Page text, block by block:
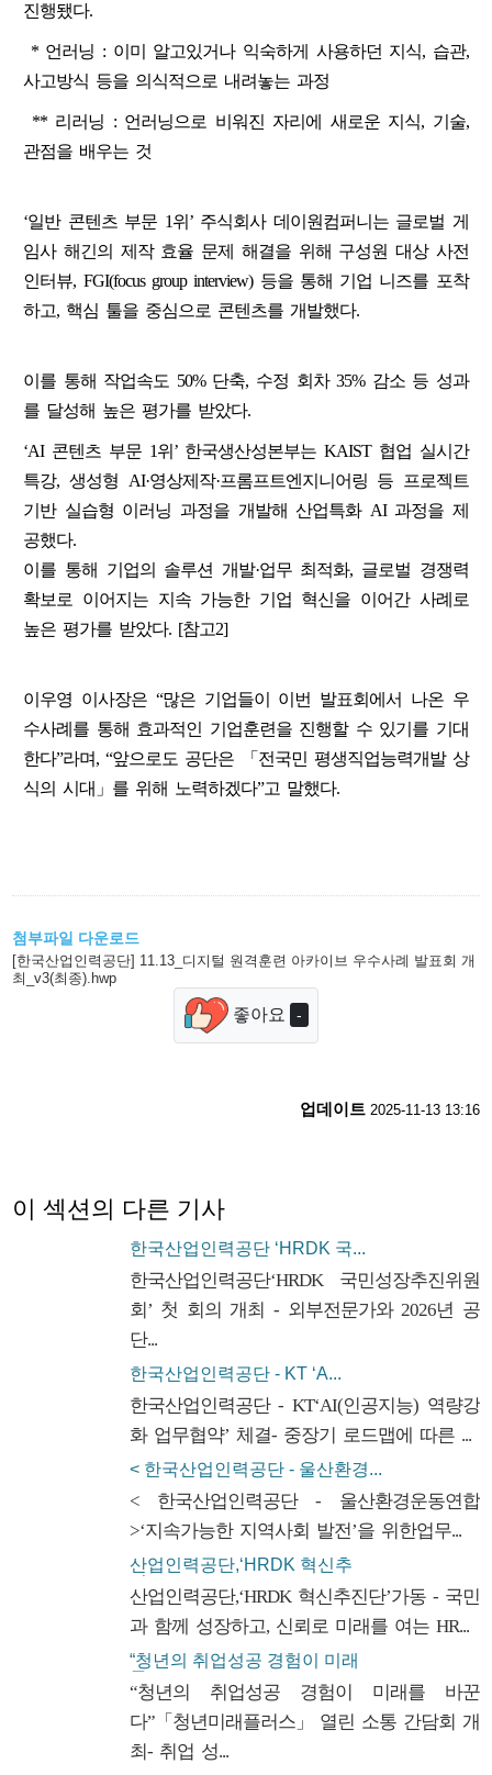
진행됐다.
* 언러닝 : 이미 알고있거나 익숙하게 사용하던 지식, 습관,
사고방식 등을 의식적으로 내려놓는 과정
** 리러닝 : 언러닝으로 비워진 자리에 새로운 지식, 기술,
관점을 배우는 것
‘일반 콘텐츠 부문 1위’ 주식회사 데이원컴퍼니는 글로벌 게
임사 해긴의 제작 효율 문제 해결을 위해 구성원 대상 사전
인터뷰, FGI(focus group interview) 등을 통해 기업 니즈를 포착
하고, 핵심 툴을 중심으로 콘텐츠를 개발했다.
이를 통해 작업속도 50% 단축, 수정 회차 35% 감소 등 성과
를 달성해 높은 평가를 받았다.
‘AI 콘텐츠 부문 1위’ 한국생산성본부는 KAIST 협업 실시간
특강, 생성형 AI·영상제작·프롬프트엔지니어링 등 프로젝트
기반 실습형 이러닝 과정을 개발해 산업특화 AI 과정을 제
공했다.
이를 통해 기업의 솔루션 개발·업무 최적화, 글로벌 경쟁력
확보로 이어지는 지속 가능한 기업 혁신을 이어간 사례로
높은 평가를 받았다. [참고2]
이우영 이사장은 “많은 기업들이 이번 발표회에서 나온 우
수사례를 통해 효과적인 기업훈련을 진행할 수 있기를 기대
한다”라며, “앞으로도 공단은 「전국민 평생직업능력개발 상
식의 시대」를 위해 노력하겠다”고 말했다.
첨부파일 다운로드
[한국산업인력공단] 11.13_디지털 원격훈련 아카이브 우수사례 발표회 개
최_v3(최종).hwp
좋아요 -
업데이트2025-11-13 13:16
이 섹션의 다른 기사
한국산업인력공단 ‘HRDK 국...
한국산업인력공단‘HRDK 국민성장추진위원
회’ 첫 회의 개최 - 외부전문가와 2026년 공
단...
한국산업인력공단 - KT ‘A...
한국산업인력공단 - KT‘AI(인공지능) 역량강
화 업무협약’ 체결- 중장기 로드맵에 따른 ...
< 한국산업인력공단 - 울산환경...
< 한국산업인력공단 - 울산환경운동연합
>‘지속가능한 지역사회 발전’을 위한업무...
산업인력공단,‘HRDK 혁신추
진...
산업인력공단,‘HRDK 혁신추진단’가동 - 국민
과 함께 성장하고, 신뢰로 미래를 여는 HR...
“청년의 취업성공 경험이 미래
를...
“청년의 취업성공 경험이 미래를 바꾼
다”「청년미래플러스」 열린 소통 간담회 개
최- 취업 성...